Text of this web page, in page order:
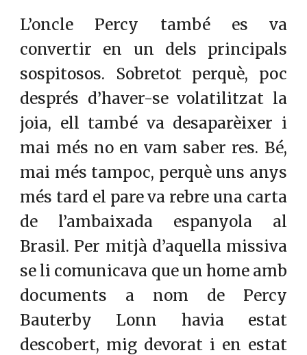
L’oncle Percy també es va
convertir en un dels principals
sospitosos. Sobretot perquè, poc
després d’haver-se volatilitzat la
joia, ell també va desaparèixer i
mai més no en vam saber res. Bé,
mai més tampoc, perquè uns anys
més tard el pare va rebre una carta
de l’ambaixada espanyola al
Brasil. Per mitjà d’aquella missiva
se li comunicava que un home amb
documents a nom de Percy
Bauterby Lonn havia estat
descobert, mig devorat i en estat